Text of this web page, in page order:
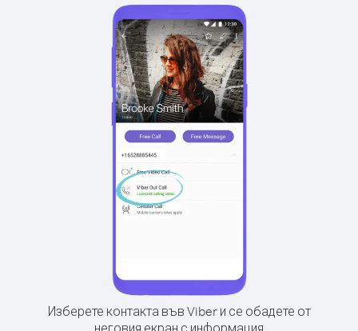
Изберете контакта във Viber и се обадете от
неговия екран с информация